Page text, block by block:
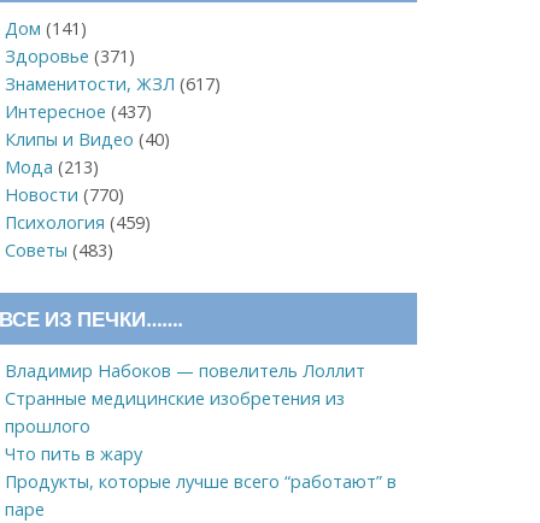
Дом (141)
Здоровье (371)
Знаменитости, ЖЗЛ (617)
Интересное (437)
Клипы и Видео (40)
Мода (213)
Новости (770)
Психология (459)
Советы (483)
ВСЕ ИЗ ПЕЧКИ…….
Владимир Набоков — повелитель Лоллит
Странные медицинские изобретения из
прошлого
Что пить в жару
Продукты, которые лучше всего “работают” в
паре